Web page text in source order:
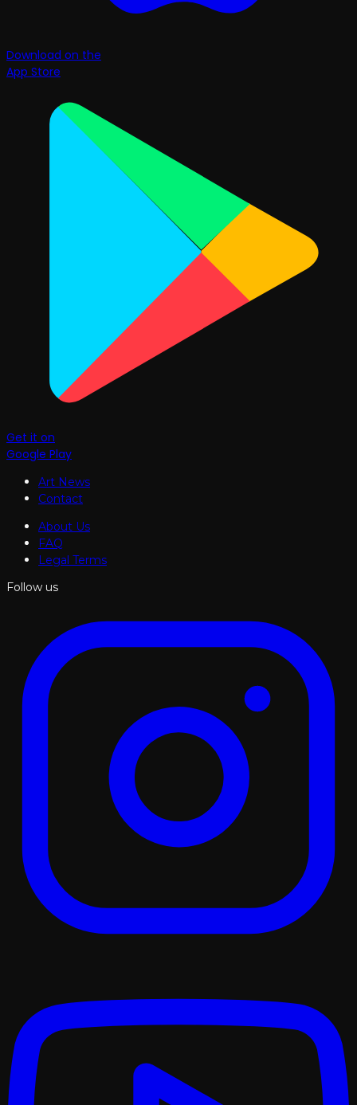
Download on the
App Store
Get it on
Google Play
Art News
Contact
About Us
FAQ
Legal Terms
Follow us